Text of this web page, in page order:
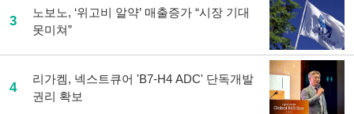
3
노보노, ‘위고비 알약’ 매출증가 “시장 기대
못미쳐”
4
리가켐, 넥스트큐어 'B7-H4 ADC' 단독개발
권리 확보